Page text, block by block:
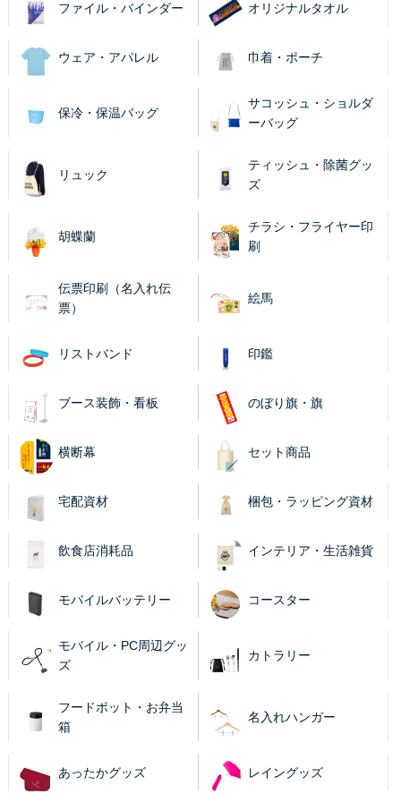
ファイル・バインダー オリジナルタオル
ウェア・アパレル 巾着・ポーチ
保冷・保温バッグ
サコッシュ・ショルダ
ーバッグ
リュック
ティッシュ・除菌グッ
ズ
胡蝶蘭
チラシ・フライヤー印
刷
伝票印刷（名入れ伝
票）
絵馬
リストバンド 印鑑
ブース装飾・看板 のぼり旗・旗
横断幕 セット商品
宅配資材 梱包・ラッピング資材
飲食店消耗品 インテリア・生活雑貨
モバイルバッテリー コースター
モバイル・PC周辺グッ
ズ
カトラリー
フードポット・お弁当
箱
名入れハンガー
あったかグッズ レイングッズ